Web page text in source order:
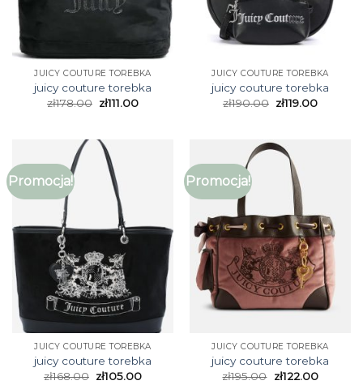
JUICY COUTURE TOREBKA
juicy couture torebka
zł178.00 zł111.00
JUICY COUTURE TOREBKA
juicy couture torebka
zł190.00 zł119.00
Promocja!
JUICY COUTURE TOREBKA
juicy couture torebka
zł168.00 zł105.00
Promocja!
JUICY COUTURE TOREBKA
juicy couture torebka
zł195.00 zł122.00